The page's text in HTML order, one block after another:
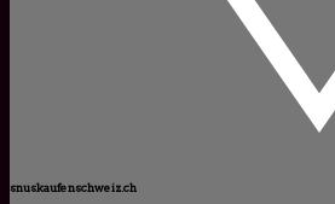
snuskaufenschweiz.ch